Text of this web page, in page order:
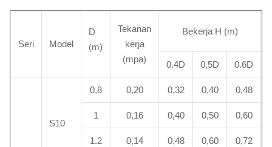
Seri Model
D
(m)
Tekanan
kerja
(mpa)
Bekerja H (m)
0.4D 0,5D 0.6D
S10
0,8 0,20 0,32 0,40 0,48
1 0,16 0,40 0,50 0,60
1.2 0,14 0,48 0,60 0,72